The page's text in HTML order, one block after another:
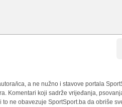
ica, a ne nužno i stavove portala
Komentari koji sadrže vrijeđanja,
ne obavezuje SportSport.ba da obriše